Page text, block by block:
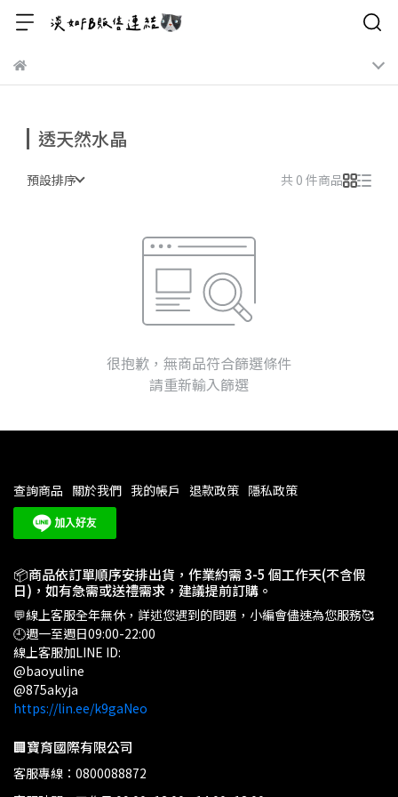
透天然水晶
預設排序 共 0 件商品
很抱歉，無商品符合篩選條件
請重新輸入篩選
查詢商品 關於我們 我的帳戶 退款政策 隱私政策
📦商品依訂單順序安排出貨，作業約需 3-5 個工作天(不含假
日)，如有急需或送禮需求，建議提前訂購。
💬線上客服全年無休，詳述您遇到的問題，小編會儘速為您服務🥰
🕘週一至週日09:00-22:00
線上客服加LINE ID:
@baoyuline
@875akyja
https://lin.ee/k9gaNeo
🏢寶育國際有限公司
客服專線：0800088872